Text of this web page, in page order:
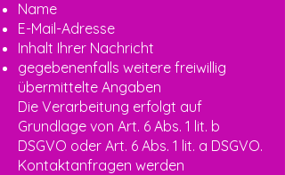
Name
E-Mail-Adresse
Inhalt Ihrer Nachricht
gegebenenfalls weitere freiwillig
übermittelte Angaben
Die Verarbeitung erfolgt auf
Grundlage von Art. 6 Abs. 1 lit. b
DSGVO oder Art. 6 Abs. 1 lit. a DSGVO.
Kontaktanfragen werden